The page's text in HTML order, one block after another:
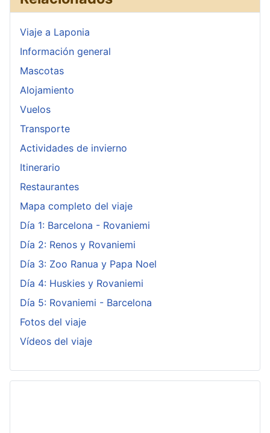
Viaje a Laponia
Información general
Mascotas
Alojamiento
Vuelos
Transporte
Actividades de invierno
Itinerario
Restaurantes
Mapa completo del viaje
Día 1: Barcelona - Rovaniemi
Día 2: Renos y Rovaniemi
Día 3: Zoo Ranua y Papa Noel
Día 4: Huskies y Rovaniemi
Día 5: Rovaniemi - Barcelona
Fotos del viaje
Vídeos del viaje